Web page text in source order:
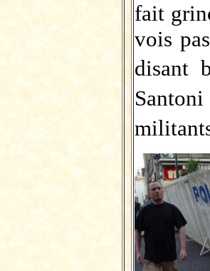
fait
vois
disant